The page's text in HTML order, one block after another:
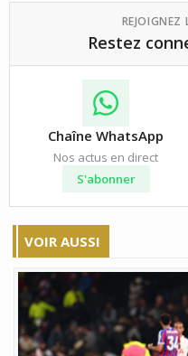
Restez
Chaîne WhatsApp
Nos actus en direct
S'abonner
VOIR AUSSI